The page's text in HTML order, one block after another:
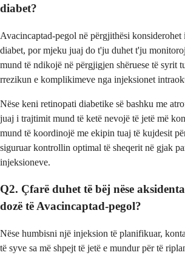
diabet?
Avacincaptad-pegol në përgjithësi
diabet, por mjeku juaj do t'ju duhet t'ju
mund të ndikojë në përgjigjen shëruese të syrit
rrezikun e komplikimeve nga injeksionet
Nëse keni retinopati diabetike së bashku me
juaj i trajtimit mund të ketë nevojë të jetë më
mund të koordinojë me ekipin tuaj të kujdesit
siguruar kontrollin optimal të sheqerit në gjak
injeksioneve.
Q2. Çfarë duhet të bëj nëse
dozë të Avacincaptad-pegol?
Nëse humbisni një injeksion të planifikuar,
të syve sa më shpejt të jetë e mundur për të